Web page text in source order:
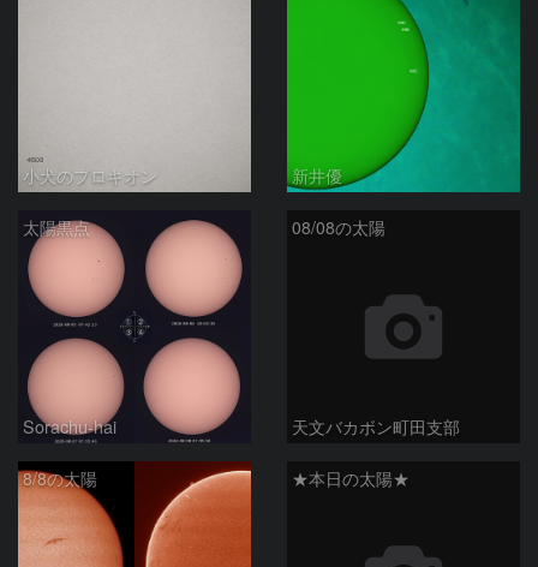
小犬のプロキオン 新井優
太陽黒点
Sorachu-hai
08/08の太陽
天文バカボン町田支部
8/8の太陽 ★本日の太陽★